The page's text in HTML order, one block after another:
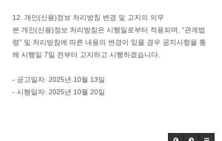
12. 개인(신용)정보 처리방침 변경 및 고지의 의무
본 개인(신용)정보 처리방침은 시행일로부터 적용되며, “관계법
령” 및 처리방침에 따른 내용의 변경이 있을 경우 공지사항을 통
해 시행일 7일 전부터 고지하고 시행하겠습니다.
- 공고일자: 2025년 10월 13일
- 시행일자: 2025년 10월 20일